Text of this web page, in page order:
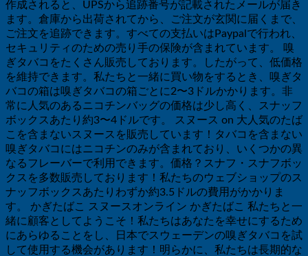
作成されると、UPSから追跡番号が記載されたメールが届き
ます。倉庫から出荷されてから、ご注文が玄関に届くまで、
ご注文を追跡できます。すべての支払いはPaypalで行われ、
セキュリティのための売り手の保険が含まれています。 嗅
ぎタバコをたくさん販売しております。したがって、低価格
を維持できます。私たちと一緒に買い物をするとき、嗅ぎタ
バコの箱は嗅ぎタバコの箱ごとに2〜3ドルかかります。非
常に人気のあるニコチンバッグの価格は少し高く、スナッフ
ボックスあたり約3〜4ドルです。 スヌース on 大人気のたば
こを含まないスヌースを販売しています！タバコを含まない
嗅ぎタバコにはニコチンのみが含まれており、いくつかの異
なるフレーバーで利用できます。価格？スナフ・スナフボッ
クスを多数販売しております！私たちのウェブショップのス
ナッフボックスあたりわずか約3.5ドルの費用がかかりま
す。 かぎたばこ スヌースオンライン かぎたばこ 私たちと一
緒に顧客としてようこそ！私たちはあなたを幸せにするため
にあらゆることをし、日本でスウェーデンの嗅ぎタバコを試
して使用する機会があります！明らかに、私たちは長期的な